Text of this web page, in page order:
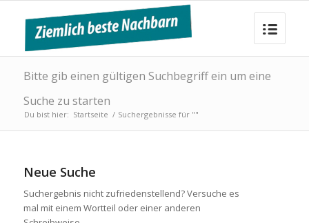
Bitte gib einen gültigen Suchbegriff ein um eine
Suche zu starten
Du bist hier: Startseite / Suchergebnisse für ""
Neue Suche
Suchergebnis nicht zufriedenstellend? Versuche es
mal mit einem Wortteil oder einer anderen